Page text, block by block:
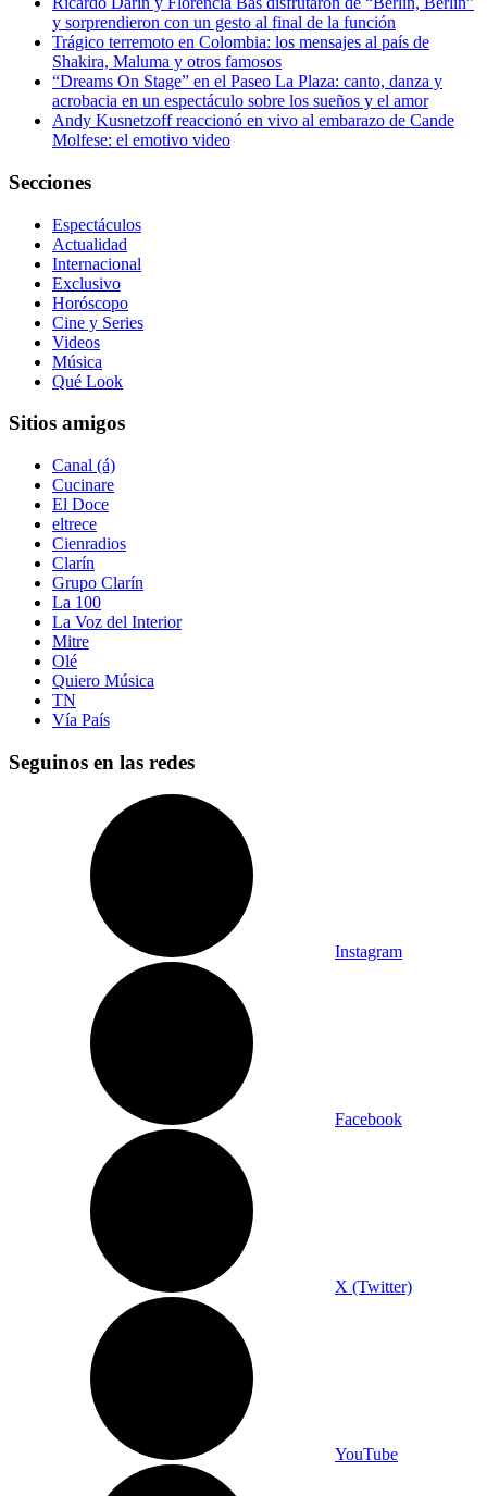
y sorprendieron con un gesto al final de la función
Trágico terremoto en Colombia: los mensajes al país de
Shakira, Maluma y otros famosos
“Dreams On Stage” en el Paseo La Plaza: canto, danza y
acrobacia en un espectáculo sobre los sueños y el amor
Andy Kusnetzoff reaccionó en vivo al embarazo de Cande
Molfese: el emotivo video
Secciones
Espectáculos
Actualidad
Internacional
Exclusivo
Horóscopo
Cine y Series
Videos
Música
Qué Look
Sitios amigos
Canal (á)
Cucinare
El Doce
eltrece
Cienradios
Clarín
Grupo Clarín
La 100
La Voz del Interior
Mitre
Olé
Quiero Música
TN
Vía País
Seguinos en las redes
Instagram
Facebook
X (Twitter)
YouTube